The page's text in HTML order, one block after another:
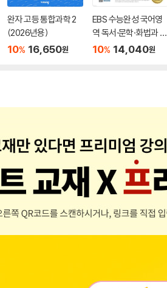
완자 고등 통합과학 2
(2026년용)
10% 16,650원
EBS 수능완성 국어영
역 독서·문학·화법과 작
문 (2026년)
10% 14,040원